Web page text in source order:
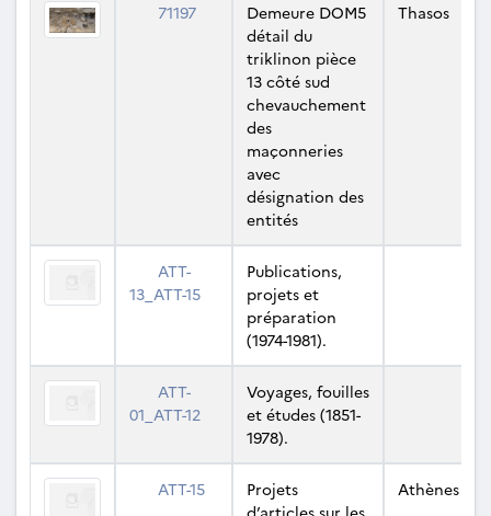
71197
Demeure DOM5
détail du
triklinon pièce
13 côté sud
chevauchement
des
maçonneries
avec
désignation des
entités
Thasos
ATT-
13_ATT-15
Publications,
projets et
préparation
(1974-1981).
ATT-
01_ATT-12
Voyages, fouilles
et études (1851-
1978).
ATT-15
Projets
d’articles sur les
Athènes